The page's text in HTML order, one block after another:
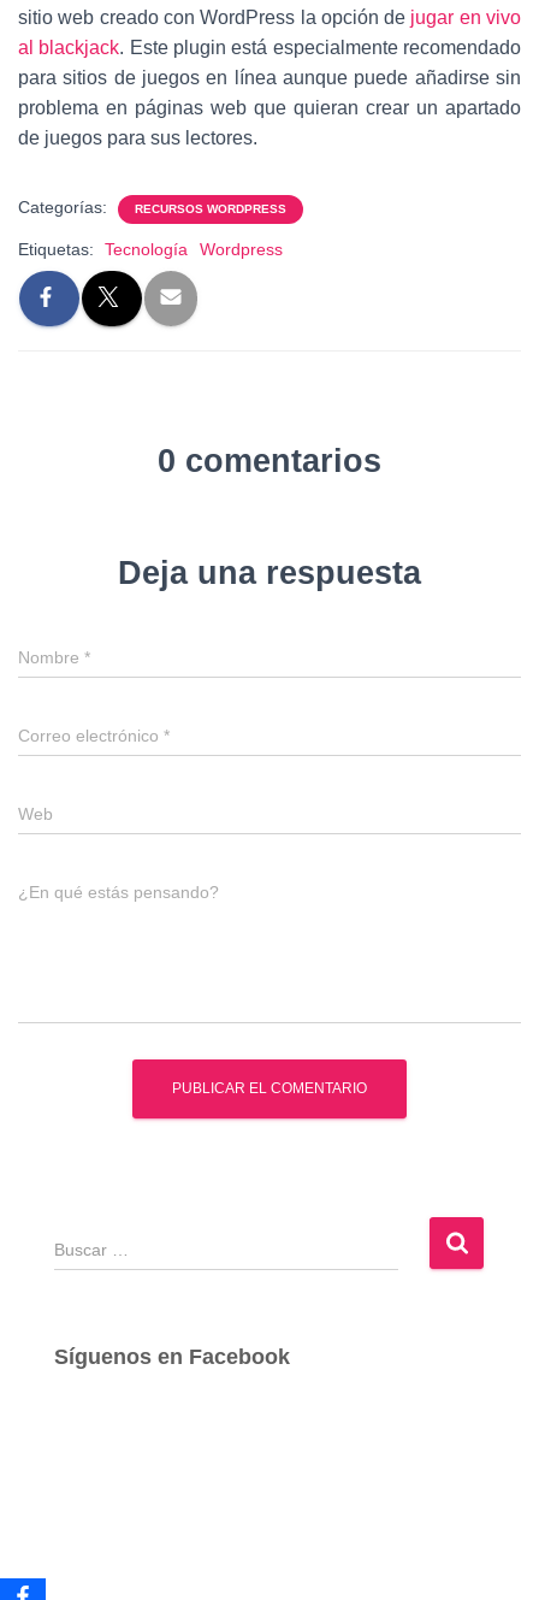
sitio web creado con WordPress la opción de jugar en vivo
al blackjack. Este plugin está especialmente recomendado
para sitios de juegos en línea aunque puede añadirse sin
problema en páginas web que quieran crear un apartado
de juegos para sus lectores.
Categorías: RECURSOS WORDPRESS
Etiquetas: Tecnología Wordpress
0 comentarios
Deja una respuesta
Nombre *
Correo electrónico *
Web
¿En qué estás pensando?
B
u
a
Síguenos en Facebook